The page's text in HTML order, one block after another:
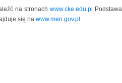
na stronach www.cke.edu.pl Podstawa
się na www.men.gov.pl